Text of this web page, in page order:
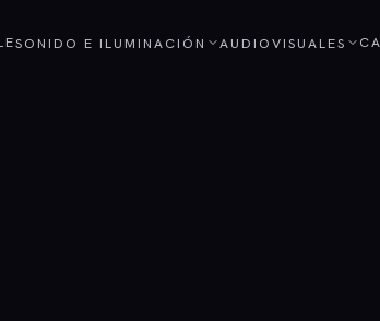
SONIDO E ILUMINACIÓN AUDIOVISUALES